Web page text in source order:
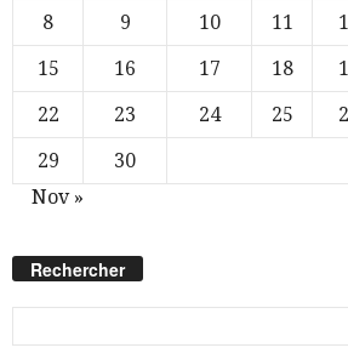
8
9 10 11
15
16 17 18
22
23 24 25
29
30
Nov »
Rechercher